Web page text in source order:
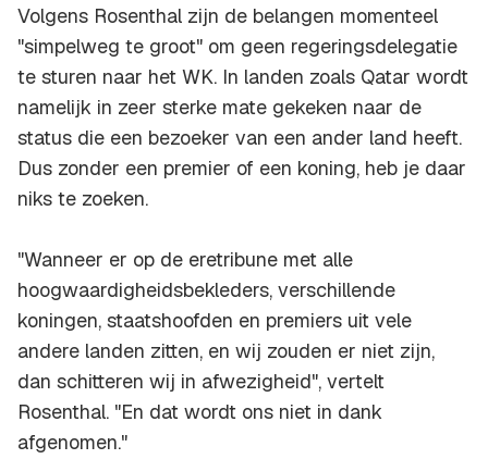
Volgens Rosenthal zijn de belangen momenteel
"simpelweg te groot" om geen regeringsdelegatie
te sturen naar het WK. In landen zoals Qatar wordt
namelijk in zeer sterke mate gekeken naar de
status die een bezoeker van een ander land heeft.
Dus zonder een premier of een koning, heb je daar
niks te zoeken.
"Wanneer er op de eretribune met alle
hoogwaardigheidsbekleders, verschillende
koningen, staatshoofden en premiers uit vele
andere landen zitten, en wij zouden er niet zijn,
dan schitteren wij in afwezigheid", vertelt
Rosenthal. "En dat wordt ons niet in dank
afgenomen."